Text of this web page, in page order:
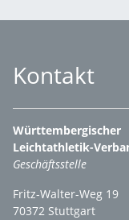
Kontakt
Württembergischer
Leichtathletik-
Geschäftsstelle
Fritz-Walter-Weg 19
70372 Stuttgart